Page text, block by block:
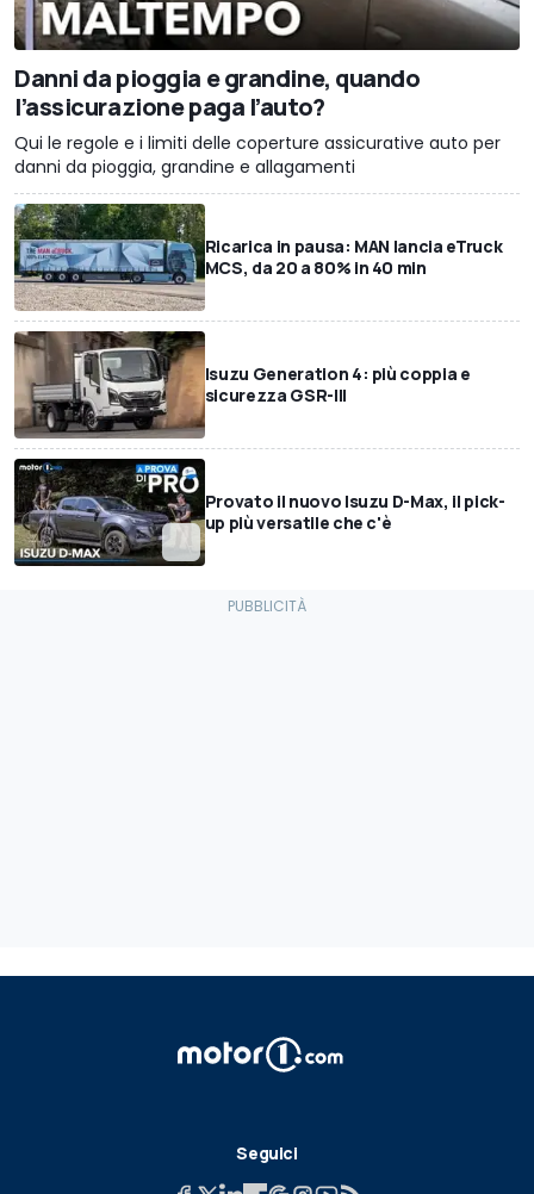
Danni da pioggia e grandine, quando
l’assicurazione paga l’auto?
Qui le regole e i limiti delle coperture assicurative auto per
danni da pioggia, grandine e allagamenti
Ricarica in pausa: MAN lancia eTruck
MCS, da 20 a 80% in 40 min
Isuzu Generation 4: più coppia e
sicurezza GSR-III
Provato il nuovo Isuzu D-Max, il pick-
up più versatile che c'è
Seguici